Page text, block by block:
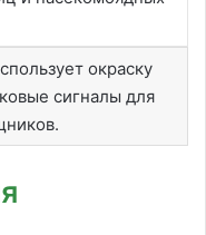
окраску
сигналы для